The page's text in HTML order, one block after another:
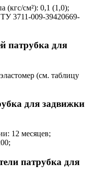
(кгс/см²): 0,1 (1,0);
3711-009-39420669-
патрубка для
(см. таблицу
для задвижки
12 месяцев;
патрубка для